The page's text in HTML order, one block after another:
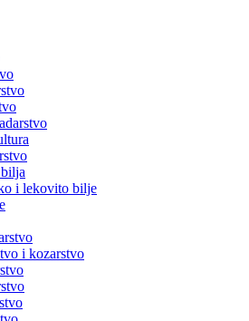
i lekovito bilje
i kozarstvo